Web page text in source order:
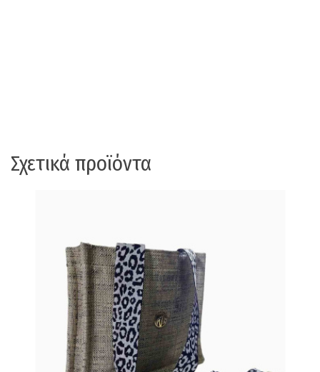
Σχετικά προϊόντα